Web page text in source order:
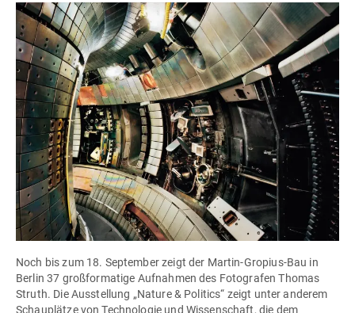
Noch bis zum 18. September zeigt der Martin-Gropius-Bau in
Berlin 37 großformatige Aufnahmen des Fotografen Thomas
Struth. Die Ausstellung „Nature & Politics“ zeigt unter anderem
Schauplätze von Technologie und Wissenschaft, die dem